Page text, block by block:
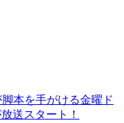
本を手がける金曜ド
送スタート！